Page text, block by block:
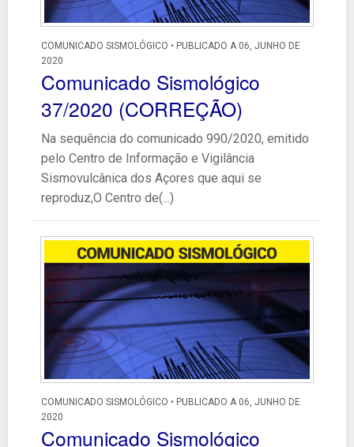
COMUNICADO SISMOLÓGICO • PUBLICADO A 06, JUNHO DE
2020
Comunicado Sismológico
37/2020 (CORREÇÃO)
Na sequência do comunicado 990/2020, emitido
pelo Centro de Informação e Vigilância
Sismovulcânica dos Açores que aqui se
reproduz,O Centro de(...)
COMUNICADO SISMOLÓGICO • PUBLICADO A 06, JUNHO DE
2020
Comunicado Sismológico